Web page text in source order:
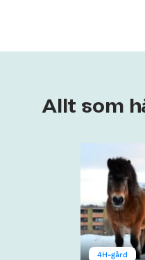
Allt som
4H-gård